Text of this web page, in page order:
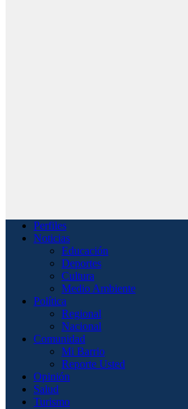
Perfiles
Noticias
Educación
Deportes
Cultura
Medio Ambiente
Política
Regional
Nacional
Comunidad
Mi Barrio
Reporte Usted
Opinión
Salud
Turismo